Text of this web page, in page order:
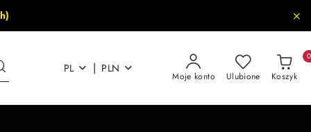
PL | PLN
Moje konto Ulubione Koszyk
0